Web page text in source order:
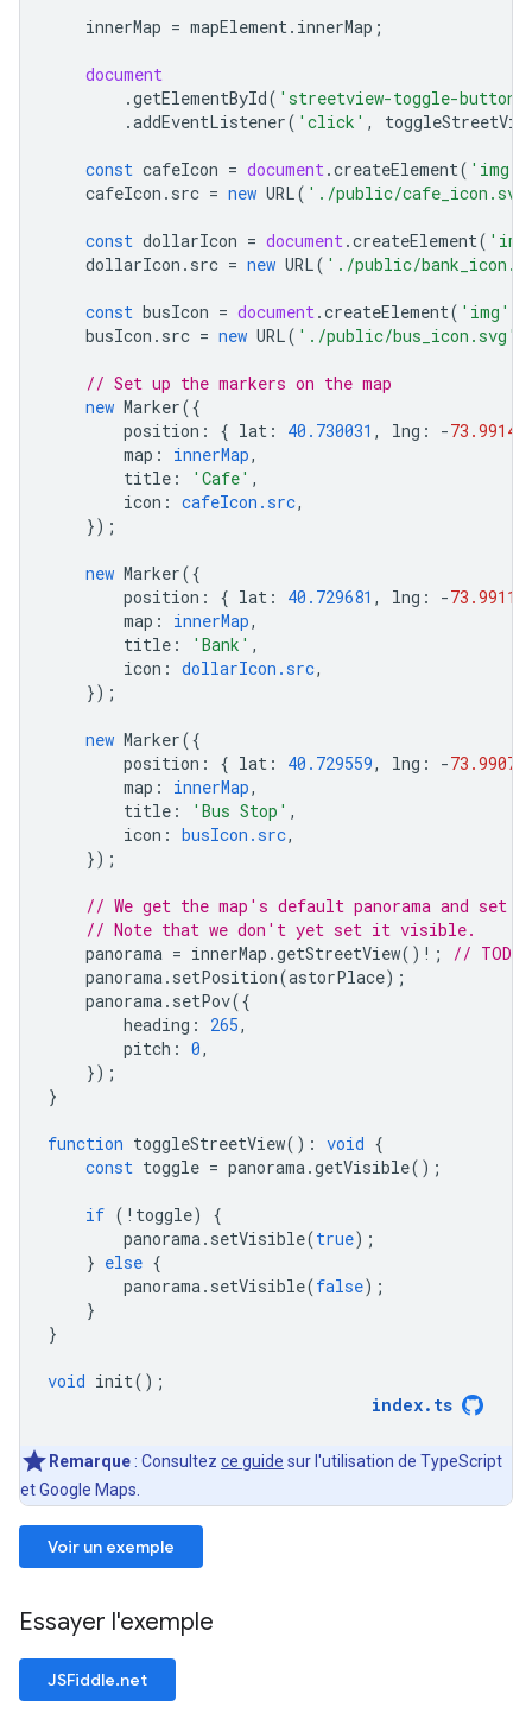
innerMap = mapElement. innerMap ;
document
.getElementById( 'streetview-toggle-button'
.addEventListener( 'click' ,
const cafeIcon = document.createElement( 'img'
cafeIcon . src = new URL( './public/
const dollarIcon = document.createElement(
dollarIcon . src = new URL( './public/
const busIcon = document.createElement( 'img'
busIcon . src = new URL( './public/bus_icon.svg'
// Set up the markers on the map
new Marker({
position : { lat : 40.730031 , lng : -
map : innerMap,
title : 'Cafe' ,
icon : cafeIcon.src,
});
new Marker({
position : { lat : 40.729681 , lng : -
map : innerMap,
title : 'Bank' ,
icon : dollarIcon.src,
});
new Marker({
position : { lat : 40.729559, lng : -
map : innerMap,
title : 'Bus Stop' ,
icon : busIcon.src,
});
// We get the map's default panorama and set
// Note that we don't yet set it visible.
panorama = innerMap .getStreetView() ! ;
//
panorama. setPosition(astorPlace);
panorama. setPov({
heading : 265,
pitch : 0,
});
}
function toggleStreetView() : void {
const toggle = panorama.getVisible();
if ( ! toggle)
{
panorama. setVisible(true);
} else {
panorama. setVisible(false);
}
}
void init();
index. ts
Remarque : Consultez ce guide sur l'utilisation de TypeScript
et Google Maps.
Voir un exemple
Essayer l'exemple
JSFiddle.net